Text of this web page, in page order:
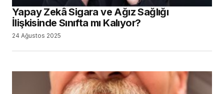
Yapay Zekâ Sigara ve Ağız Sağlığı
İlişkisinde Sınıfta mı Kalıyor?
24 Ağustos 2025